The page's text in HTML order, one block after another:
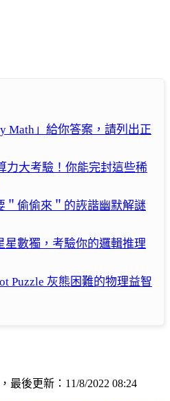
Math」給你答案，請列出正
力大考驗！你能完封這些稀
＂偷偷來＂的詼諧幽默解謎
星數獨，考驗你的邏輯推理
Puzzle 灰熊困難的物理益智
最後更新：11/8/2022 08:24